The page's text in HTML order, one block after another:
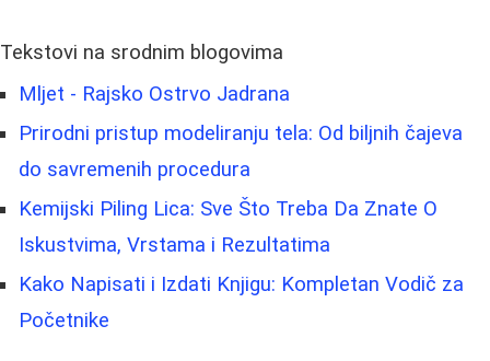
Tekstovi na srodnim blogovima
Mljet - Rajsko Ostrvo Jadrana
Prirodni pristup modeliranju tela: Od biljnih čajeva
do savremenih procedura
Kemijski Piling Lica: Sve Što Treba Da Znate O
Iskustvima, Vrstama i Rezultatima
Kako Napisati i Izdati Knjigu: Kompletan Vodič za
Početnike